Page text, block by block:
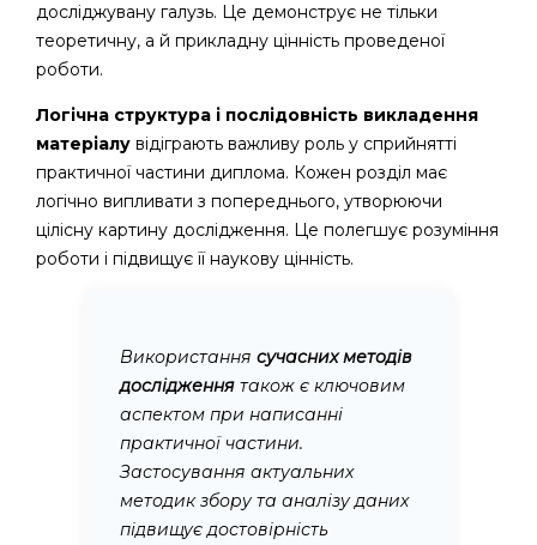
досліджувану галузь. Це демонструє не тільки
теоретичну, а й прикладну цінність проведеної
роботи.
Логічна структура і послідовність викладення
матеріалу відіграють важливу роль у сприйнятті
практичної частини диплома. Кожен розділ має
логічно випливати з попереднього, утворюючи
цілісну картину дослідження. Це полегшує розуміння
роботи і підвищує її наукову цінність.
Використання сучасних методів
дослідження також є ключовим
аспектом при написанні
практичної частини.
Застосування актуальних
методик збору та аналізу даних
підвищує достовірність